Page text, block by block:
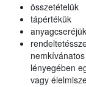
összetételük
tápértékük
anyagcseréjük
lényegében
vagy